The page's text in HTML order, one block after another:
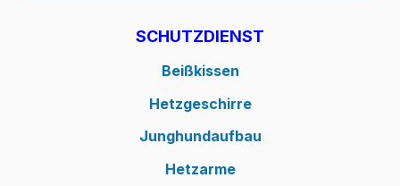
SCHUTZDIENST
Beißkissen
Hetzgeschirre
Junghundaufbau
Hetzarme